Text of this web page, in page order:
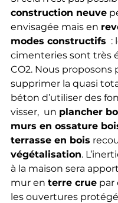
construction neuve
envisagée mais en
modes constructifs
:
cimenteries sont très
CO2. Nous proposons
supprimer la quasi
béton d’utiliser des
visser,  un plancher
murs en ossature
terrasse en bois
végétalisation.
à la maison sera
mur en terre crue par
les ouvertures